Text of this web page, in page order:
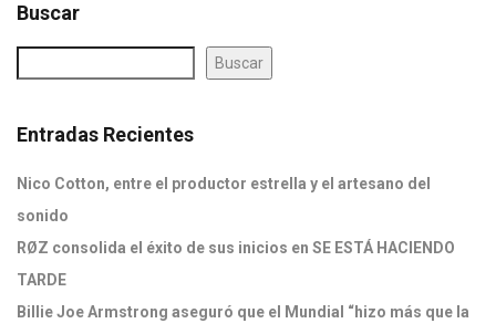
Buscar
Buscar
Entradas Recientes
Nico Cotton, entre el productor estrella y el artesano del
sonido
RØZ consolida el éxito de sus inicios en SE ESTÁ HACIENDO
TARDE
Billie Joe Armstrong aseguró que el Mundial “hizo más que la